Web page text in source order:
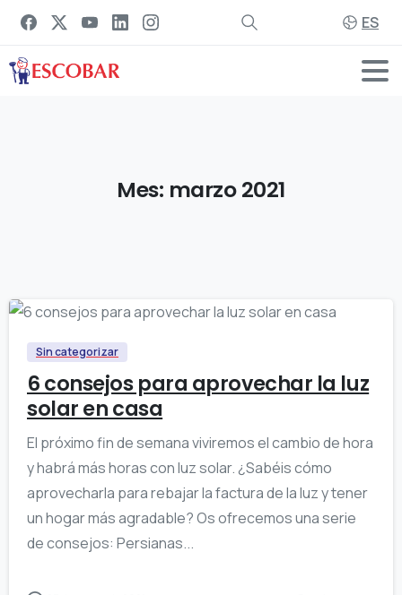
ES
Mes: marzo 2021
Sin categorizar
6 consejos para aprovechar la luz
solar en casa
El próximo fin de semana viviremos el cambio de hora
y habrá más horas con luz solar. ¿Sabéis cómo
aprovecharla para rebajar la factura de la luz y tener
un hogar más agradable? Os ofrecemos una serie
de consejos: Persianas...